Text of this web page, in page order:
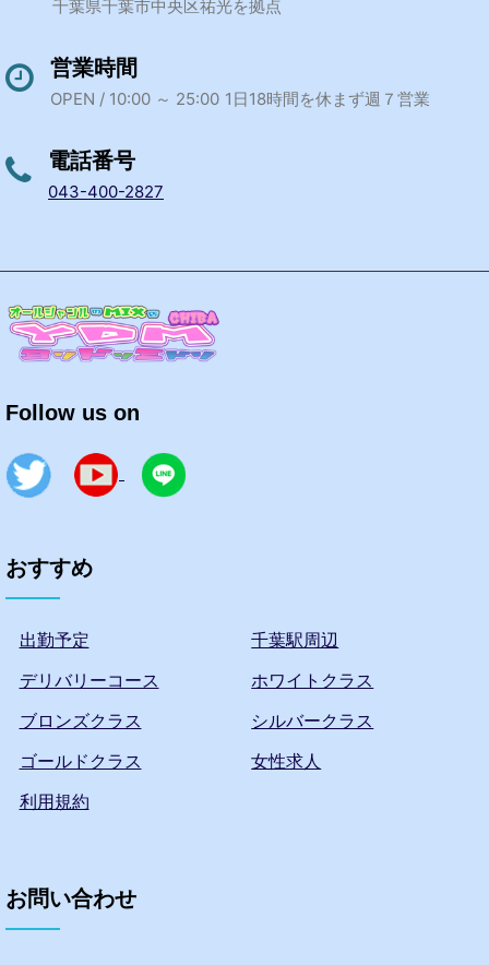
千葉県千葉市中央区祐光を拠点
営業時間
OPEN / 10:00 ～ 25:00 1日18時間を休まず週７営業
電話番号
043-400-2827
Follow us on
おすすめ
出勤予定
千葉駅周辺
デリバリーコース
ホワイトクラス
ブロンズクラス
シルバークラス
ゴールドクラス
女性求人
利用規約
お問い合わせ